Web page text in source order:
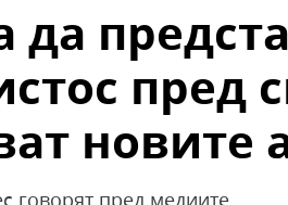
да
пред
новите